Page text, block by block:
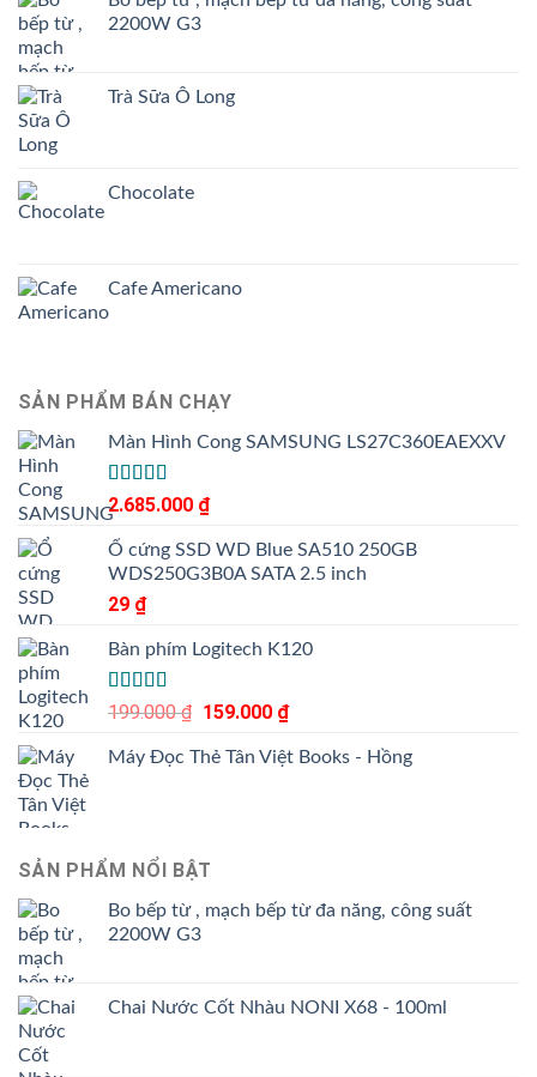
2200W G3
Trà Sữa Ô Long
Chocolate
Cafe Americano
SẢN PHẨM BÁN CHẠY
Màn Hình Cong SAMSUNG LS27C360EAEXXV
Được
xếp
hạng
3.505
sao
2.685.000 ₫
Ổ cứng SSD WD Blue SA510 250GB
WDS250G3B0A SATA 2.5 inch
29 ₫
Bàn phím Logitech K120
Được xếp
4.00
5
sao
199.000₫
Giá
là:
159.000 ₫Giá
tại
Máy Đọc Thẻ Tân Việt Books - Hồng
SẢN PHẨM NỔI BẬT
Bo bếp từ , mạch bếp từ đa năng, công suất
2200W G3
Chai Nước Cốt Nhàu NONI X68 - 100ml